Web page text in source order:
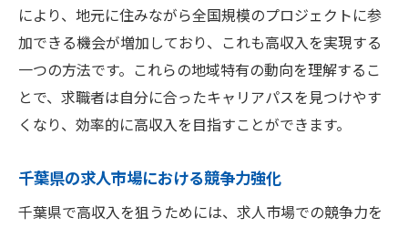
により、地元に住みながら全国規模のプロジェクトに参
加できる機会が増加しており、これも高収入を実現する
一つの方法です。これらの地域特有の動向を理解するこ
とで、求職者は自分に合ったキャリアパスを見つけやす
くなり、効率的に高収入を目指すことができます。
千葉県の求人市場における競争力強化
千葉県で高収入を狙うためには、求人市場での競争力を